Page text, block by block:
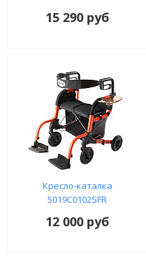
15 290 руб
Кресло-каталка
5019C0102SFR
12 000 руб